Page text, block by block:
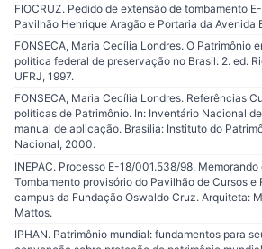
FIOCRUZ. Pedido de extensão de tombamento
Pavilhão Henrique Aragão e Portaria da Avenida
FONSECA, Maria Cecília Londres. O Patrimônio
política federal de preservação no Brasil. 2. ed.
UFRJ, 1997.
FONSECA, Maria Cecília Londres. Referências
políticas de Patrimônio. In: Inventário Nacional
manual de aplicação. Brasília: Instituto do
Nacional, 2000.
INEPAC. Processo E-18/001.538/98.
Tombamento provisório do Pavilhão de Cursos e
campus da Fundação Oswaldo Cruz. Arquiteta:
Mattos.
IPHAN. Patrimônio mundial: fundamentos para